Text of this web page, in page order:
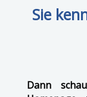
Sie
Dann